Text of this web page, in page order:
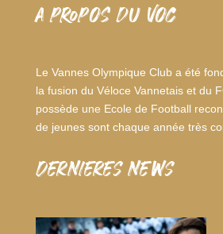
A PROPOS DU VOC
Le Vannes Olympique Club a été
la fusion du Véloce Vannetais et du
possède une Ecole de Football
de jeunes sont chaque année très
dernieres news